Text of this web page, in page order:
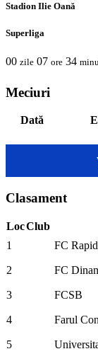
Stadion Ilie Oană
Superliga
00 zile 07 ore 34
Meciuri
Dată
Clasament
LocClub
1
FC Rapid
2 FC
3 FCSB
4 Farul
5